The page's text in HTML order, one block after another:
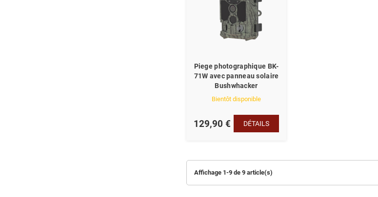
Piege photographique BK-
71W avec panneau solaire
Bushwhacker
Bientôt disponible
129,90 € DÉTAILS
Affichage 1-9 de 9 article(s)